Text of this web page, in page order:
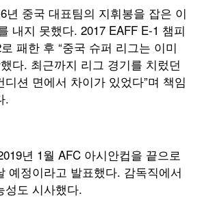
년 중국 대표팀의 지휘봉을 잡은 이
내지 못했다. 2017 EAFF E-1 챔피
패한 후 “중국 슈퍼 리그는 이미
다. 최근까지 리그 경기를 치렀던
션 면에서 차이가 있었다”며 책임
.
년 1월 AFC 아시안컵을 끝으로
예정이라고 발표했다. 감독직에서
성도 시사했다.